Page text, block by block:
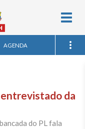
AGENDA
da
do PL fala